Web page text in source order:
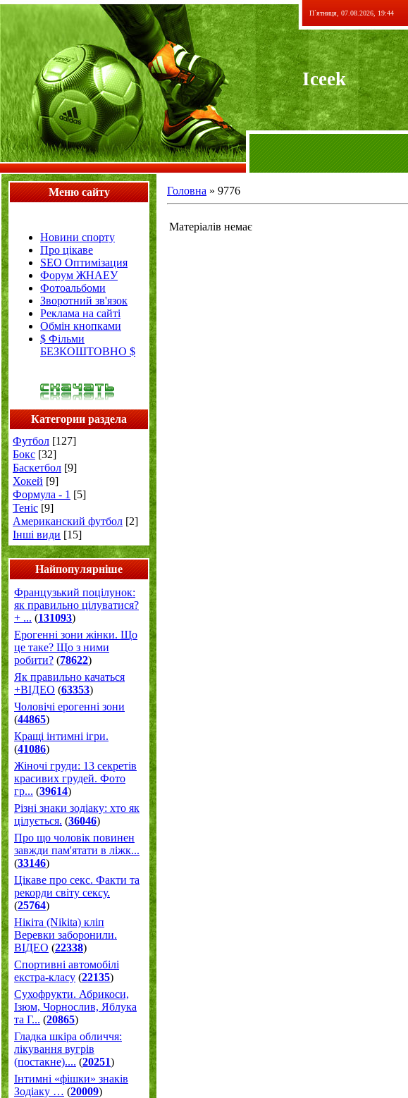
П`ятниця, 07.08.2026, 19:44
Iceek
Меню сайту
Новини спорту
Про цікаве
SEO Оптимізация
Форум ЖНАЕУ
Фотоальбоми
Зворотний зв'язок
Реклама на сайті
Обмін кнопками
$ Фільми
БЕЗКОШТОВНО $
Категории раздела
Футбол [127]
Бокс [32]
Баскетбол [9]
Хокей [9]
Формула - 1 [5]
Теніс [9]
Американский футбол [2]
Інші види [15]
Найпопулярніше
Французький поцілунок:
як правильно цілуватися?
+ ... (131093)
Ерогенні зони жінки. Що
це таке? Що з ними
робити? (78622)
Як правильно качаться
+ВІДЕО (63353)
Чоловічі ерогенні зони
(44865)
Кращі інтимні ігри.
(41086)
Жіночі груди: 13 секретів
красивих грудей. Фото
гр... (39614)
Різні знаки зодіаку: хто як
цілується. (36046)
Про що чоловік повинен
завжди пам'ятати в ліжк...
(33146)
Цікаве про секс. Факти та
рекорди світу сексу.
(25764)
Нікіта (Nikita) кліп
Веревки заборонили.
ВІДЕО (22338)
Спортивні автомобілі
екстра-класу (22135)
Cухофрукти. Абрикоси,
Ізюм, Чорнослив, Яблука
та Г... (20865)
Гладка шкіра обличчя:
лікування вугрів
(постакне).... (20251)
Інтимні «фішки» знаків
Зодіаку … (20009)
Головна » 9776
Матеріалів немає